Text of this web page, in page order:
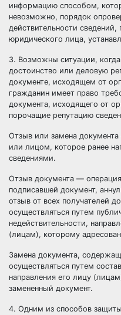
информацию способом,
невозможно, порядок
действительности
юридического лица,
3. Возможны ситуации,
достоинство или деловую
документе, исходящем от
гражданин имеет право
документа, исходящего от
порочащие репутацию
Отзыв или замена
или лицом, которое ранее
сведениями.
Отзыв документа —
подписавшей документ,
отзыв от всех получателей
осуществляться путем
недействительности,
(лицам), которому
Замена документа,
осуществляться путем
направления его лицу
замененный документ.
4. Одним из способов